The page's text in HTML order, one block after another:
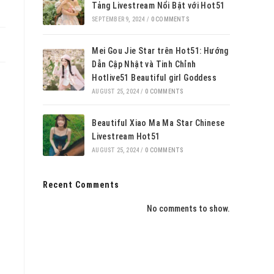
Tảng Livestream Nổi Bật với Hot51
SEPTEMBER 9, 2024 / 0 COMMENTS
Mei Gou Jie Star trên Hot51: Hướng
Dẫn Cập Nhật và Tinh Chỉnh
Hotlive51 Beautiful girl Goddess
AUGUST 25, 2024 / 0 COMMENTS
Beautiful Xiao Ma Ma Star Chinese
Livestream Hot51
AUGUST 25, 2024 / 0 COMMENTS
Recent Comments
No comments to show.